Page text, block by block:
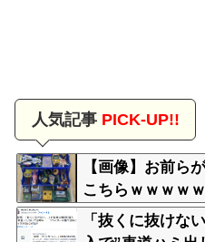
人気記事PICK-UP!!
【画像】お前ら
こちらｗｗｗｗ
ｗｗｗｗｗｗｗ
「抜くに抜け